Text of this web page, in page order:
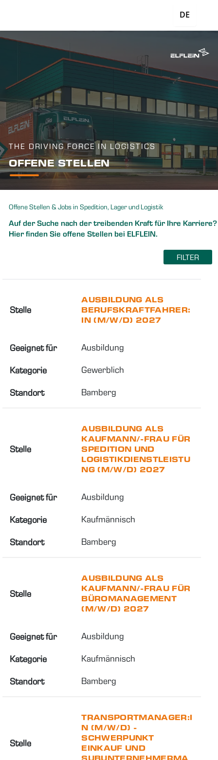
DE
THE DRIVING FORCE IN LOGISTICS
OFFENE STELLEN
Offene Stellen & Jobs in Spedition, Lager und Logistik
Auf der Suche nach der treibenden Kraft für Ihre Karriere?
Hier finden Sie offene Stellen bei ELFLEIN.
FILTER
Stelle
AUSBILDUNG ALS
BERUFSKRAFTFAHRER:
IN (M/W/D) 2027
Geeignet für Ausbildung
Kategorie Gewerblich
Standort Bamberg
Stelle
AUSBILDUNG ALS
KAUFMANN/-FRAU FÜR
SPEDITION UND
LOGISTIKDIENSTLEISTU
NG (M/W/D) 2027
Geeignet für Ausbildung
Kategorie Kaufmännisch
Standort Bamberg
Stelle
AUSBILDUNG ALS
KAUFMANN/-FRAU FÜR
BÜROMANAGEMENT
(M/W/D) 2027
Geeignet für Ausbildung
Kategorie Kaufmännisch
Standort Bamberg
Stelle
TRANSPORTMANAGER:I
N (M/W/D) -
SCHWERPUNKT
EINKAUF UND
SUBUNTERNEHMERMA